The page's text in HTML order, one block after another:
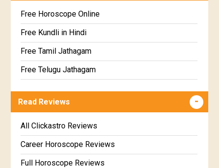
Poorvabhadra Star Horoscope
Uttarabhadra Star Horoscope
Revathi Star Horoscope
Kundali Matching
Jathaga Porutham
Jathakam Matching Telugu
Jathaka Porutham in Malayalam
Marathi Kundali Matching
Free Horoscope Online
Free Kundli in Hindi
Free Tamil Jathagam
Free Telugu Jathagam
Free Kannada Jataka
Free Kundali Marathi
Free Horoscope Gujarati
Read Reviews
All Clickastro Reviews
Career Horoscope Reviews
Full Horoscope Reviews